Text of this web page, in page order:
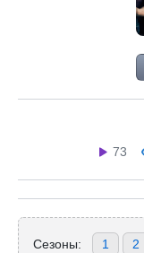
73
Сезоны: 1 2